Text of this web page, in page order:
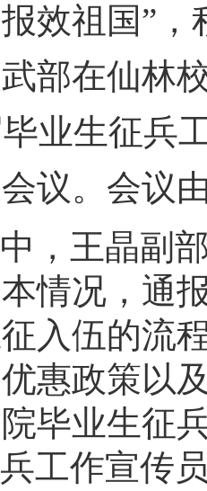
效祖国”，
部在仙林
业生征兵
议。会议
，王晶副
情况，通
入伍的流
惠政策以
毕业生征
工作宣传